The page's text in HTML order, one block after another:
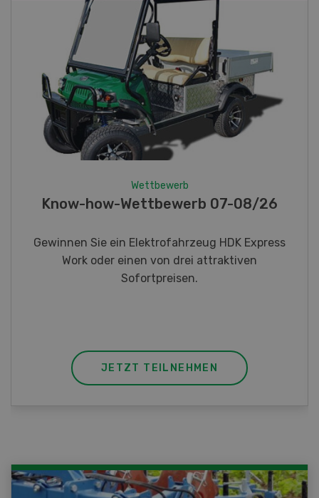
Fotorätsel 07-08/26
Gewinnen Sie eines von fünf LANDI
Taschenmessern
JETZT TEILNEHMEN